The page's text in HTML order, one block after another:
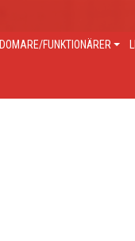
DOMARE/FUNKTIONÄRER